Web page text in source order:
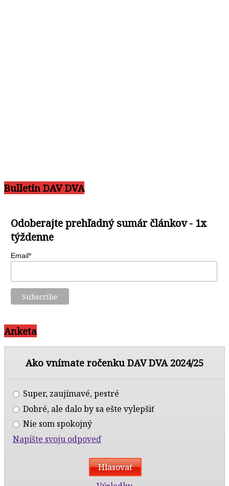
Bulletín DAV DVA
Odoberajte prehľadný sumár článkov - 1x
týždenne
Email*
Anketa
Ako vnímate ročenku DAV DVA 2024/25
Super, zaujímavé, pestré
Dobré, ale dalo by sa ešte vylepšiť
Nie som spokojný
Napíšte svoju odpoveď